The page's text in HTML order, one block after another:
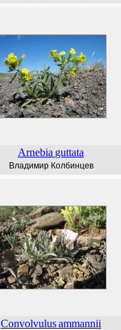
Arnebia guttata
Владимир Колбинцев
Convolvulusammannii